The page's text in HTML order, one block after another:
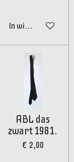
In winkelwagen
ABL das
zwart 1981.
€ 2,00